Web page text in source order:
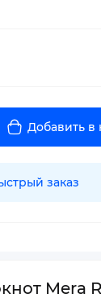
Добавить в
заказ
Mera